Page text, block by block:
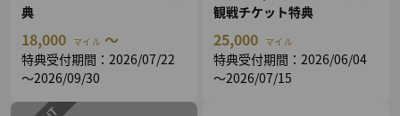
典
18,000 マイル ～
特典受付期間：2026/07/22
～2026/09/30
観戦チケット特典
25,000 マイル
特典受付期間：2026/06/04
～2026/07/15